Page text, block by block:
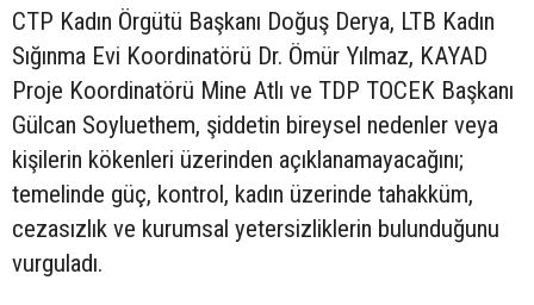
CTP Kadın Örgütü Başkanı Doğuş Derya, LTB Kadın
Sığınma Evi Koordinatörü Dr. Ömür Yılmaz, KAYAD
Proje Koordinatörü Mine Atlı ve TDP TOCEK Başkanı
Gülcan Soyluethem, şiddetin bireysel nedenler veya
kişilerin kökenleri üzerinden açıklanamayacağını;
temelinde güç, kontrol, kadın üzerinde tahakküm,
cezasızlık ve kurumsal yetersizliklerin bulunduğunu
vurguladı.